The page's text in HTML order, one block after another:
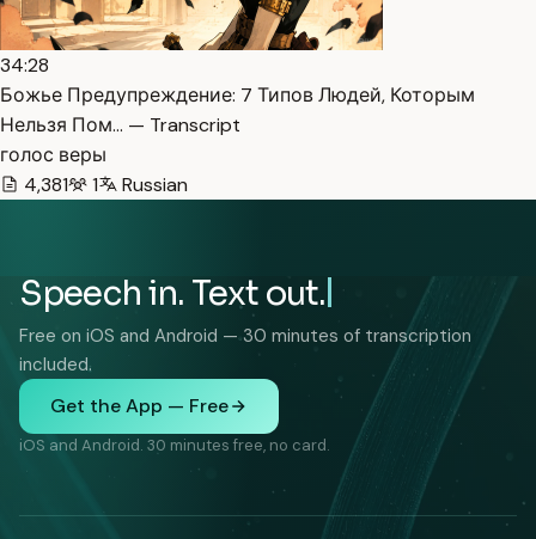
34:28
Божье Предупреждение: 7 Типов Людей, Которым
Нельзя Пом… — Transcript
голос веры
4,381
1 Russian
Speech in. Text out.
Free on iOS and Android — 30 minutes of transcription
included.
Get the App — Free
iOS and Android. 30 minutes free, no card.